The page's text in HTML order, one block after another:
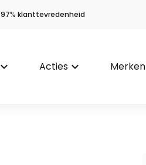
97% klanttevredenheid
keyboard_arrow_down Acties keyboard_arrow_down Merken